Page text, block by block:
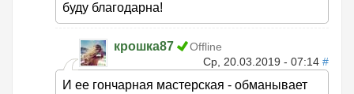
буду благодарна!
крошка87
Offline
Ср, 20.03.2019 - 07:14 #
И ее гончарная мастерская - обманывает